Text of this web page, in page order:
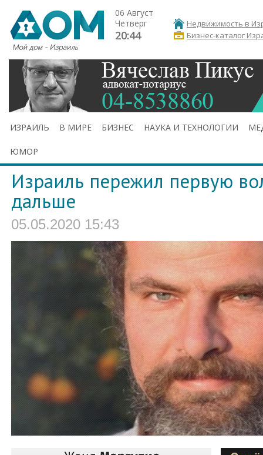
06 Август
Четверг
20:44
Недвижимость в
Бизнес-каталог
ИЗРАИЛЬ В МИРЕ БИЗНЕС НАУКА И ТЕХНОЛОГИИ
ЮМОР
Израиль пережил первую
дальше
05.05.2020 15:43